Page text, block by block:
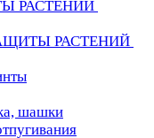
РАСТЕНИЙ
РАСТЕНИЙ
шашки